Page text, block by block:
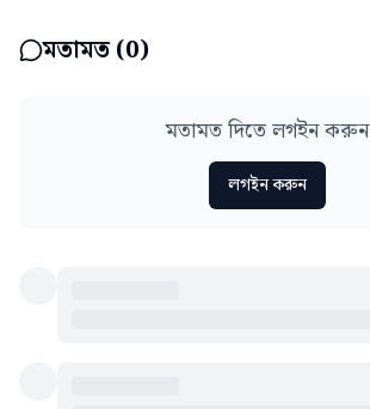
মতামত (0)
মতামত দিতে লগইন করুন
লগইন করুন